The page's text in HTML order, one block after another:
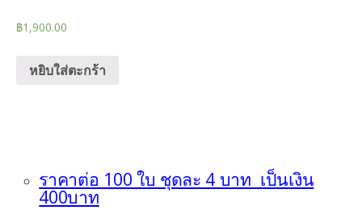
฿1,900.00
หยิบใส่ตะกร้า
ราคาต่อ 100 ใบ ชุดละ 4 บาท เป็นเงิน
400บาท